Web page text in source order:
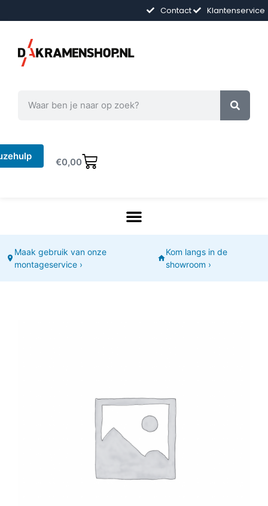
Contact Klantenservice
€0,00
Maak gebruik van onze
montageservice ›
Kom langs in de
showroom ›